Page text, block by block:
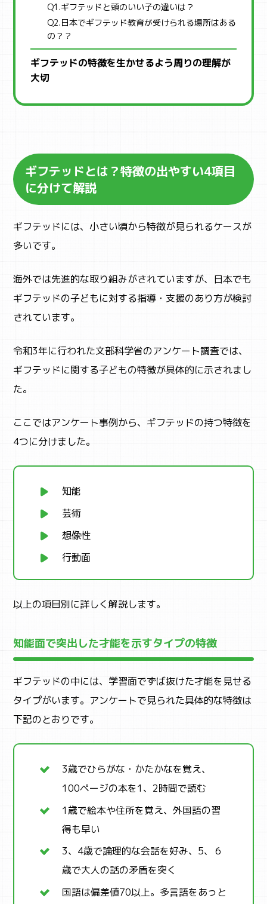
Q1.ギフテッドと頭のいい子の違いは？
Q2.日本でギフテッド教育が受けられる場所はある
の？？
ギフテッドの特徴を生かせるよう周りの理解が
大切
ギフテッドとは？特徴の出やすい4項目
に分けて解説
ギフテッドには、小さい頃から特徴が見られるケースが
多いです。
海外では先進的な取り組みがされていますが、日本でも
ギフテッドの子どもに対する指導・支援のあり方が検討
されています。
令和3年に行われた文部科学省のアンケート調査では、
ギフテッドに関する子どもの特徴が具体的に示されまし
た。
ここではアンケート事例から、ギフテッドの持つ特徴を
4つに分けました。
知能
芸術
想像性
行動面
以上の項目別に詳しく解説します。
知能面で突出した才能を示すタイプの特徴
ギフテッドの中には、学習面でずば抜けた才能を見せる
タイプがいます。アンケートで見られた具体的な特徴は
下記のとおりです。
3歳でひらがな・かたかなを覚え、
100ページの本を1、2時間で読む
1歳で絵本や住所を覚え、外国語の習
得も早い
3、4歳で論理的な会話を好み、5、６
歳で大人の話の矛盾を突く
国語は偏差値70以上。多言語をあっと